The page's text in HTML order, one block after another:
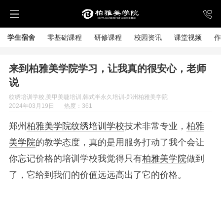
学生宿舍 零基础课程 研修课程 校园资讯 课堂视频
来到柏雅美学院学习，让我真的很安心，老师
说
纹绣培训学校,美甲美睫培训,韩式半永久培训-郑州柏雅美学院
2024年03月19日
热度：361
郑州 柏雅美学院纹绣培训学校技术非常专业， 柏雅
美学院的教学态度，真的是用服务打动了我个会让
你忘记价格的培训学校我觉得只有柏雅美学院做到
了，它给到我们的价值远远高出了它的价格。